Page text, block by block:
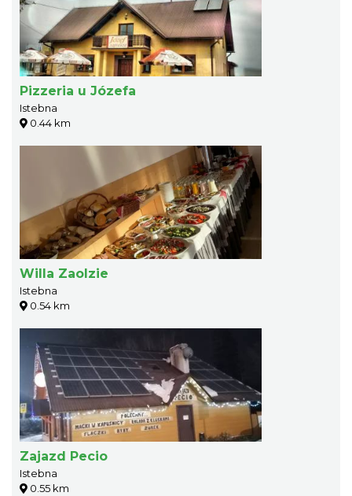
Pizzeria u Józefa
Istebna
0.44 km
Willa Zaolzie
Istebna
0.54 km
Zajazd Pecio
Istebna
0.55 km